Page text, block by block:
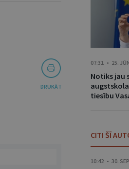
DRUKĀT
07:31 • 25.
Notiks jau
tiesību
CITI ŠĪ
10:42 • 30.